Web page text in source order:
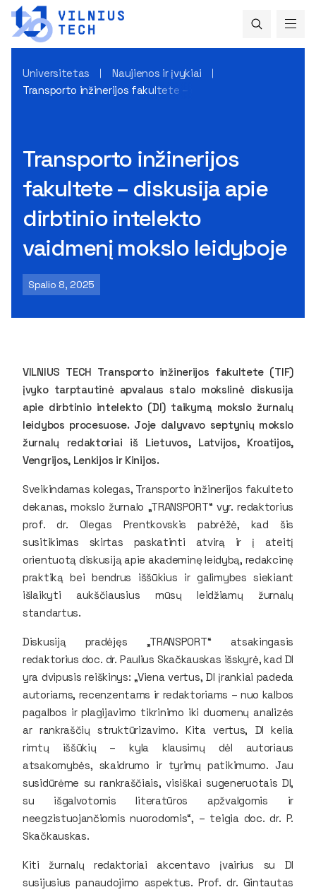
Universitetas
Naujienos ir įvykiai
Transporto inžinerijos fakultete – diskusija apie dirbtinio
Transporto inžinerijos
fakultete – diskusija apie
dirbtinio intelekto
vaidmenį mokslo leidyboje
Spalio 8, 2025
VILNIUS TECH Transporto inžinerijos fakultete (TIF)
įvyko tarptautinė apvalaus stalo mokslinė diskusija
apie dirbtinio intelekto (DI) taikymą mokslo žurnalų
leidybos procesuose. Joje dalyvavo septynių mokslo
žurnalų redaktoriai iš Lietuvos, Latvijos, Kroatijos,
Vengrijos, Lenkijos ir Kinijos.
Sveikindamas kolegas, Transporto inžinerijos fakulteto
dekanas, mokslo žurnalo „TRANSPORT“ vyr. redaktorius
prof. dr. Olegas Prentkovskis pabrėžė, kad šis
susitikimas skirtas paskatinti atvirą ir į ateitį
orientuotą diskusiją apie akademinę leidybą, redakcinę
praktiką bei bendrus iššūkius ir galimybes siekiant
išlaikyti aukščiausius mūsų leidžiamų žurnalų
standartus.
Diskusiją pradėjęs „TRANSPORT“ atsakingasis
redaktorius doc. dr. Paulius Skačkauskas išskyrė, kad DI
yra dvipusis reiškinys: „Viena vertus, DI įrankiai padeda
autoriams, recenzentams ir redaktoriams – nuo kalbos
pagalbos ir plagijavimo tikrinimo iki duomenų analizės
ar rankraščių struktūrizavimo. Kita vertus, DI kelia
rimtų iššūkių – kyla klausimų dėl autoriaus
atsakomybės, skaidrumo ir tyrimų patikimumo. Jau
susidūrėme su rankraščiais, visiškai sugeneruotais DI,
su išgalvotomis literatūros apžvalgomis ir
neegzistuojančiomis nuorodomis“, – teigia doc. dr. P.
Skačkauskas.
Kiti žurnalų redaktoriai akcentavo įvairius su DI
susijusius panaudojimo aspektus. Prof. dr. Gintautas